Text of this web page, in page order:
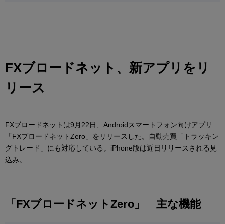
FXブロードネット、新アプリをリ
リース
FXブロードネットは9月22日、Androidスマートフォン向けアプリ
「FXブロードネットZero」をリリースした。自動売買「トラッキン
グトレード」にも対応している。iPhone版は近日リリースされる見
込み。
「FXブロードネットZero」 主な機能